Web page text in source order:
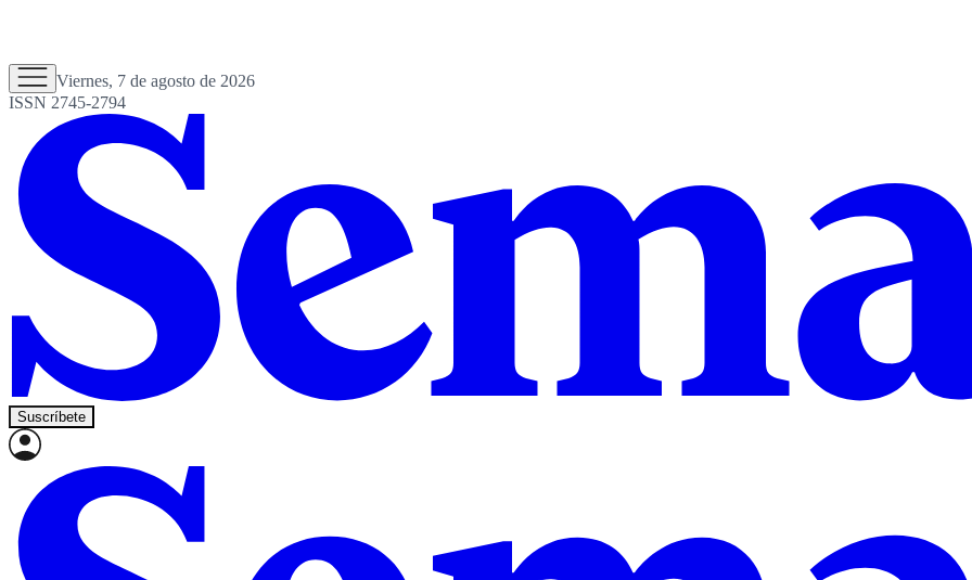
Viernes, 7 de agosto de 2026
ISSN 2745-2794
Suscríbete